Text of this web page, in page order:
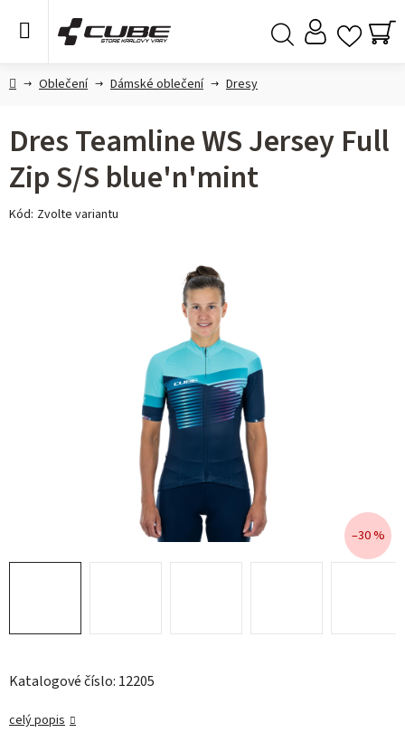
DomůOblečení Dámské oblečení Dresy
Katalogové číslo: 12205
celý popis
Dres Teamline WS Jersey Full
Zip S/S blue'n'mint
Kód: Zvolte variantu
–30 %